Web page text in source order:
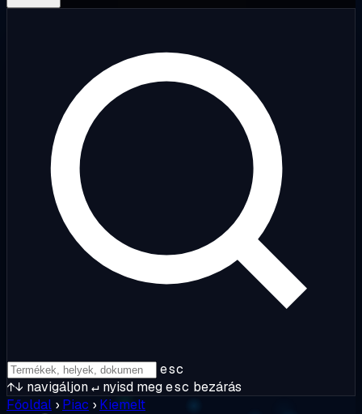
esc
↑↓ navigáljon↵ nyisd megesc bezárás
Főoldal › Piac › Kiemelt